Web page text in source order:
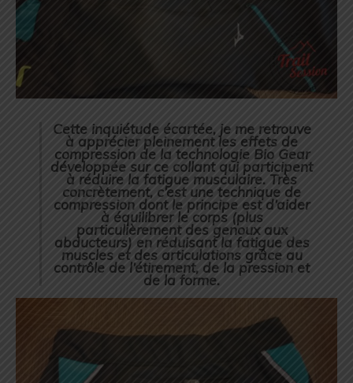
Cette inquiétude écartée, je me retrouve
à apprécier pleinement les effets de
compression de la technologie Bio Gear
développée sur ce collant qui participent
à réduire la fatigue musculaire. Très
concrètement, c’est une technique de
compression dont le principe est d’aider
à équilibrer le corps (plus
particulièrement des genoux aux
abducteurs) en réduisant la fatigue des
muscles et des articulations grâce au
contrôle de l’étirement, de la pression et
de la forme.